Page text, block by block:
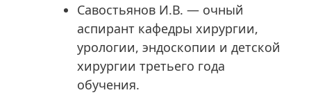
Савостьянов И.В. — очный
аспирант кафедры хирургии,
урологии, эндоскопии и детской
хирургии третьего года
обучения.